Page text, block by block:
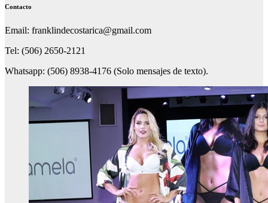
Contacto
Email: franklindecostarica@gmail.com
Tel: (506) 2650-2121
Whatsapp: (506) 8938-4176 (Solo mensajes de texto).